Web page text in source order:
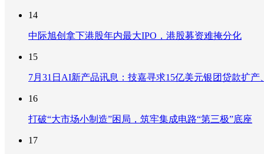
14
中际旭创拿下港股年内最大IPO，港股募资难掩分化
15
7月31日AI新产品讯息：技嘉寻求15亿美元银团贷款扩
16
打破“大市场小制造”困局，筑牢集成电路“第三极”底座
17